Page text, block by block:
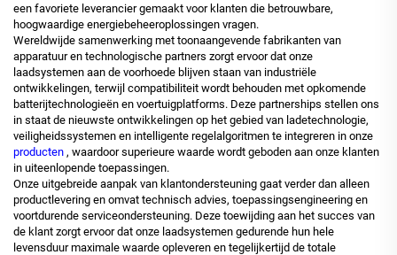
een favoriete leverancier gemaakt voor klanten die betrouwbare,
hoogwaardige energiebeheeroplossingen vragen.
Wereldwijde samenwerking met toonaangevende fabrikanten van
apparatuur en technologische partners zorgt ervoor dat onze
laadsystemen aan de voorhoede blijven staan van industriële
ontwikkelingen, terwijl compatibiliteit wordt behouden met opkomende
batterijtechnologieën en voertuigplatforms. Deze partnerships stellen ons
in staat de nieuwste ontwikkelingen op het gebied van ladetechnologie,
veiligheidssystemen en intelligente regelalgoritmen te integreren in onze
producten , waardoor superieure waarde wordt geboden aan onze klanten
in uiteenlopende toepassingen.
Onze uitgebreide aanpak van klantondersteuning gaat verder dan alleen
productlevering en omvat technisch advies, toepassingsengineering en
voortdurende serviceondersteuning. Deze toewijding aan het succes van
de klant zorgt ervoor dat onze laadsystemen gedurende hun hele
levensduur maximale waarde opleveren en tegelijkertijd de totale